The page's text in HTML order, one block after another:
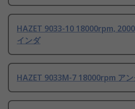
HAZET 9033-10 18000rpm,
インダ
HAZET 9033M-7 18000rpm ア